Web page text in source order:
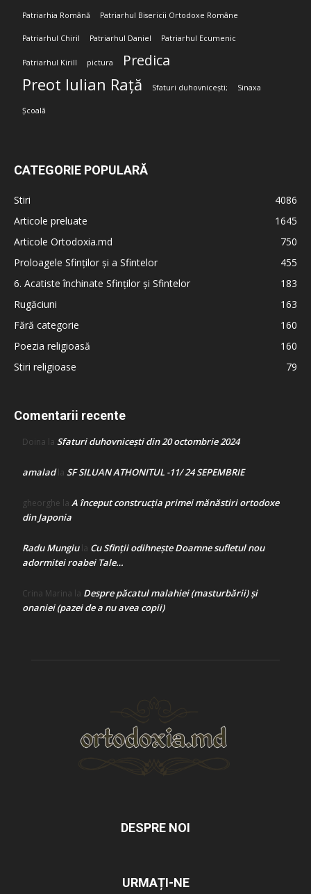
Patriarhia Română Patriarhul Bisericii Ortodoxe Române
Patriarhul Chiril Patriarhul Daniel Patriarhul Ecumenic
Patriarhul Kirill pictura Predica
Preot Iulian Rață Sfaturi duhovnicești; Sinaxa
Școală
CATEGORIE POPULARĂ
Stiri
4086
Articole preluate
1645
Articole Ortodoxia.md
750
Proloagele Sfinților și a Sfintelor
455
6. Acatiste închinate Sfinților și Sfintelor
183
Rugăciuni
163
Fără categorie
160
Poezia religioasă
160
Stiri religioase
79
Comentarii recente
Doina la Sfaturi duhovnicești din 20 octombrie 2024
amaladla SF SILUAN ATHONITUL -11/ 24 SEPEMBRIE
gheorghe la A început construcţia primei mănăstiri ortodoxe
din Japonia
Radu Mungiula Cu Sfinții odihnește Doamne sufletul nou
adormitei roabei Tale…
Crina Marina la Despre păcatul malahiei (masturbării) şi
onaniei (pazei de a nu avea copii)
DESPRE NOI
URMAȚI-NE